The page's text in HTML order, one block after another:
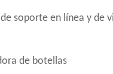
soporte en línea y de
de botellas